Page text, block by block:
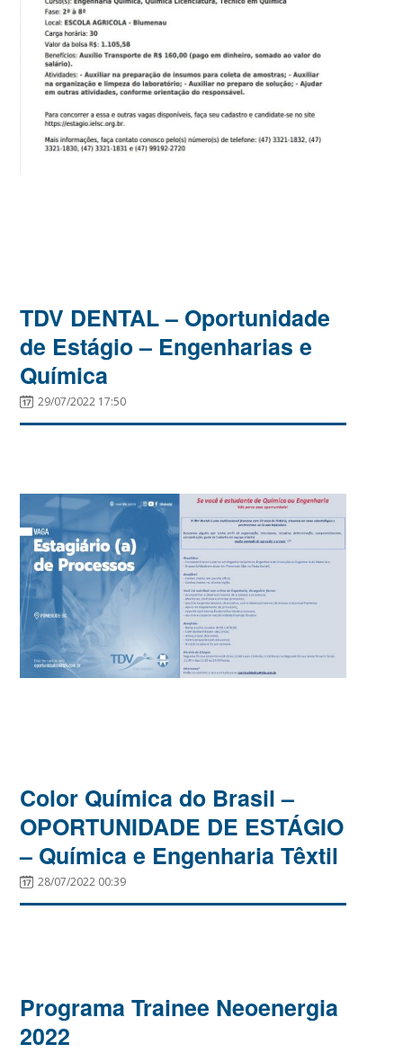
TDV DENTAL – Oportunidade
de Estágio – Engenharias e
Química
29/07/2022 17:50
Color Química do Brasil –
OPORTUNIDADE DE ESTÁGIO
– Química e Engenharia Têxtil
28/07/2022 00:39
Programa Trainee Neoenergia
2022